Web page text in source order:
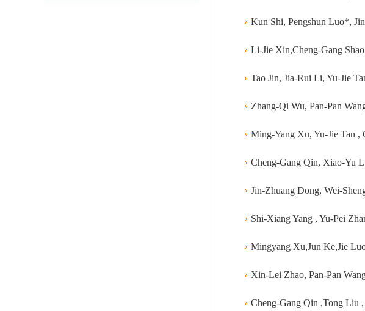
Kun Shi, Pengshun Luo*,
Li-Jie Xin,Cheng-Gang
Tao Jin, Jia-Rui Li, Yu-Jie
Zhang-Qi Wu, Pan-Pan
Ming-Yang Xu, Yu-Jie Tan ,
Cheng-Gang Qin, Xiao-Yu
Jin-Zhuang Dong, Wei-
Shi-Xiang Yang , Yu-Pei
Mingyang Xu,Jun Ke,Jie
Xin-Lei Zhao, Pan-Pan
Cheng-Gang Qin ,Tong Liu